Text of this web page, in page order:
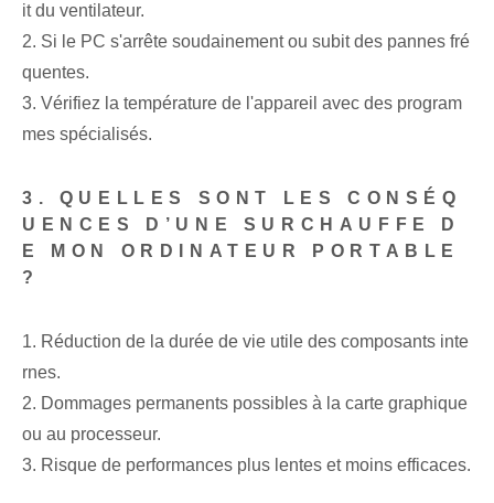
it du ventilateur.
2. Si le ‌PC ‍s'arrête soudainement ou subit des pannes fré
quentes.
3. Vérifiez la température de l'appareil avec des program
mes spécialisés.
3. QUELLES SONT LES CONSÉQ
UENCES D’UNE SURCHAUFFE D
E MON ORDINATEUR PORTABLE
?
1. Réduction de la durée de vie utile des composants inte
rnes.
2. Dommages permanents possibles à la carte graphique
ou au processeur.
3. Risque de performances plus lentes et moins efficaces.